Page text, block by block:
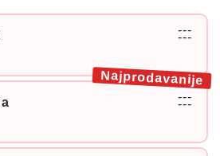
---
---
---
---
Najprodavanije